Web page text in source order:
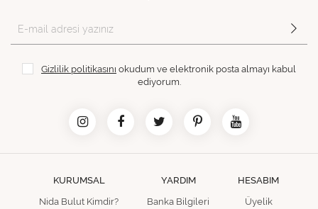
Gizlilik politikasını okudum ve elektronik posta almayı kabul
ediyorum.
KURUMSAL
Nida Bulut Kimdir?
YARDIM
Banka Bilgileri
HESABIM
Üyelik